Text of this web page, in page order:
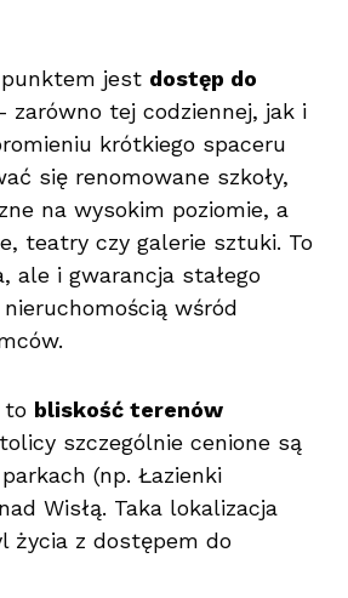
jest dostęp do
zarówno tej codziennej, jak i
krótkiego spaceru
się renomowane szkoły,
na wysokim poziomie, a
teatry czy galerie sztuki. To
ale i gwarancja stałego
wśród
to bliskość terenów
szczególnie cenione są
(np. Łazienki
Wisłą. Taka lokalizacja
życia z dostępem do